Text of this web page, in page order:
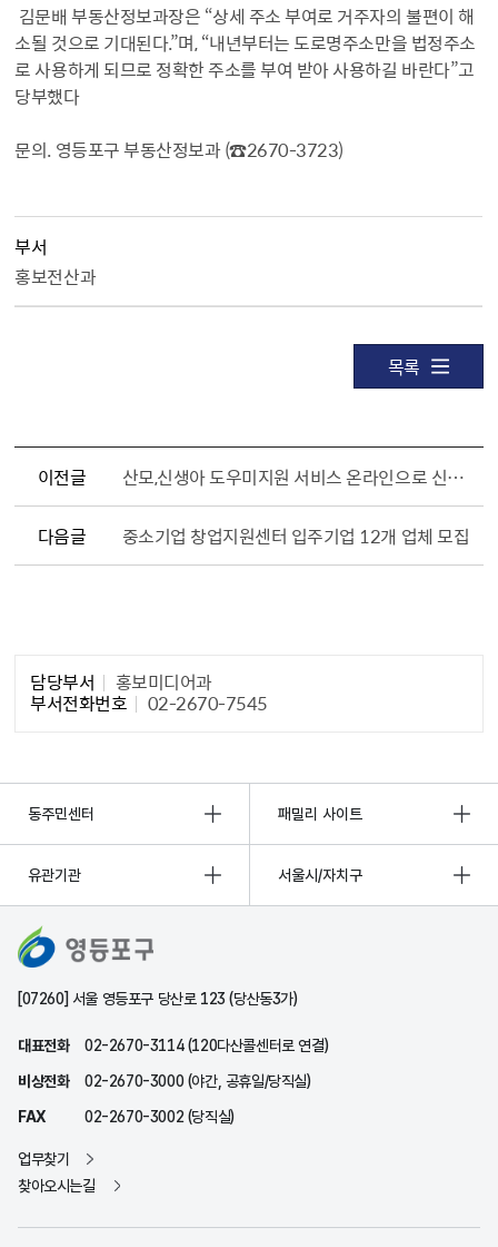
김문배 부동산정보과장은 “상세 주소 부여로 거주자의 불편이 해
소될 것으로 기대된다.”며, “내년부터는 도로명주소만을 법정주소
로 사용하게 되므로 정확한 주소를 부여 받아 사용하길 바란다”고
당부했다
문의. 영등포구 부동산정보과 (☎2670-3723)
부서
홍보전산과
목록
이전글 산모,신생아 도우미지원 서비스 온라인으로 신청하세요
다음글 중소기업 창업지원센터 입주기업 12개 업체 모집
담당부서 홍보미디어과
부서전화번호 02-2670-7545
동주민센터 패밀리 사이트
유관기관 서울시/자치구
[07260] 서울 영등포구 당산로 123 (당산동3가)
대표전화
02-2670-3114 (120다산콜센터로 연결)
비상전화
02-2670-3000 (야간, 공휴일/당직실)
FAX
02-2670-3002 (당직실)
업무찾기
찾아오시는길